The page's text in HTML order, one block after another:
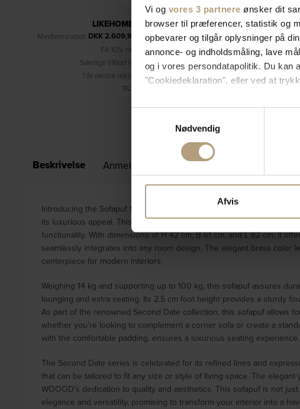
Vi og vores 3 partnere ønsker dit
browser til præferencer, statistik og
opbevarer og tilgår oplysninger på
annonce- og indholdsmåling, lave
og i vores persondatapolitik. Du
"Cookiedeklaration", eller ved at
Hvis du tillader det, vil vi også gerne:
Indsamle præcise
Identificere din enhed
Dine valg anvendes på hele websitet.
annonceringspartnere og
dem, eller som de har indsamlet fra
Nødvendig
Afvis
LIKEHOME'S KUNDEKLUB
Medlemsrabat: DKK 2.609,10
– kun for medlemmer (læs mere)
Få 10% rabat på dine køb
Særlige tilbud forbeholdt medlemmer
1 år ekstra reklamationsret (3 år i alt)
TILMELD DIG
Beskrivelse Anmeldelser (0) Specifikationer
Introducing the Sofapuf from the Second Date series by WOOOD, an
its luxurious appeal. This product, crafted from high-quality
functionality. With dimensions of H 42 cm, B 61 cm, and L 82 cm, it
seamlessly integrates into any room design. The elegant brass color
centerpiece for modern interiors.
Weighing 14 kg and supporting up to 100 kg, this sofapuf assures
lounging and extra seating. Its 2.5 cm foot height provides a sturdy
As part of the renowned Second Date collection, this sofapuf allows
whether you’re looking to complement a corner sofa or create a
with the comfortable padding, ensures a luxurious seating experience.
The Second Date series is celebrated for its refined lines and
that can be tailored to fit any size or style of living space. The
WOOOD’s dedication to quality and aesthetics. This sofapuf is not
elegance and versatility, promising to transform your interior into a